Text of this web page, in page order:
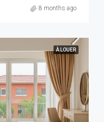
8 months ago
À LOUER